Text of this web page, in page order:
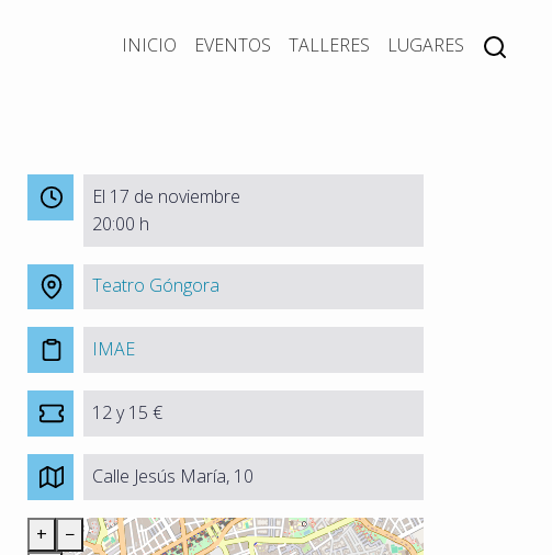
INICIO EVENTOS TALLERES LUGARES
El 17 de noviembre
20:00 h
Teatro Góngora
IMAE
12 y 15 €
Calle Jesús María, 10
+
−